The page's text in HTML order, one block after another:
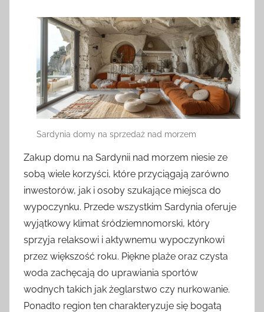
Sardynia domy na sprzedaż nad morzem
Zakup domu na Sardynii nad morzem niesie ze
sobą wiele korzyści, które przyciągają zarówno
inwestorów, jak i osoby szukające miejsca do
wypoczynku. Przede wszystkim Sardynia oferuje
wyjątkowy klimat śródziemnomorski, który
sprzyja relaksowi i aktywnemu wypoczynkowi
przez większość roku. Piękne plaże oraz czysta
woda zachęcają do uprawiania sportów
wodnych takich jak żeglarstwo czy nurkowanie.
Ponadto region ten charakteryzuje się bogatą